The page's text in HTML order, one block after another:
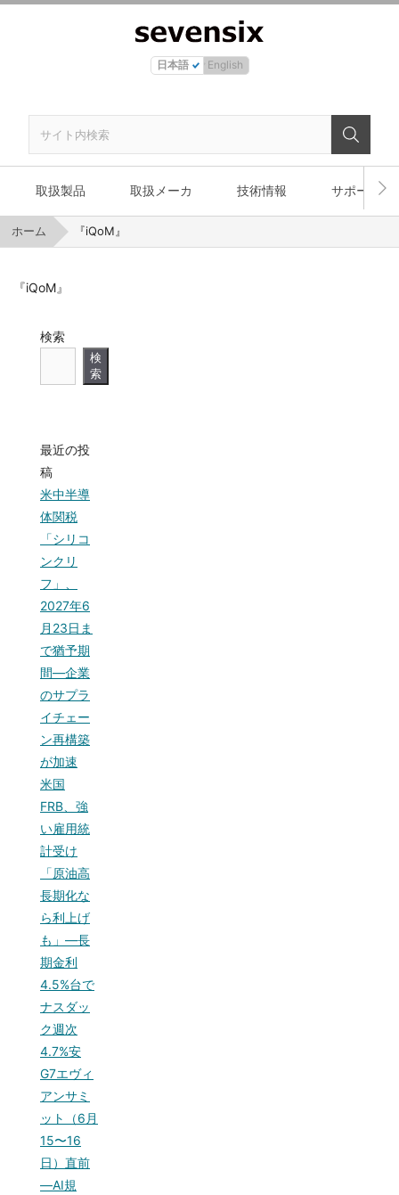
日本語 English
取扱製品 取扱メーカ 技術情報 サポート
ホーム 『iQoM』
『iQoM』
検索
検
索
最近の投
稿
米中半導
体関税
「シリコ
ンクリ
フ」、
2027年6
月23日ま
で猶予期
間—企業
のサプラ
イチェー
ン再構築
が加速
米国
FRB、強
い雇用統
計受け
「原油高
長期化な
ら利上げ
も」—長
期金利
4.5%台で
ナスダッ
ク週次
4.7%安
G7エヴィ
アンサミ
ット（6月
15〜16
日）直前
—AI規